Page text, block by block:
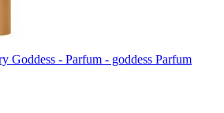
Goddess - Parfum - goddess Parfum